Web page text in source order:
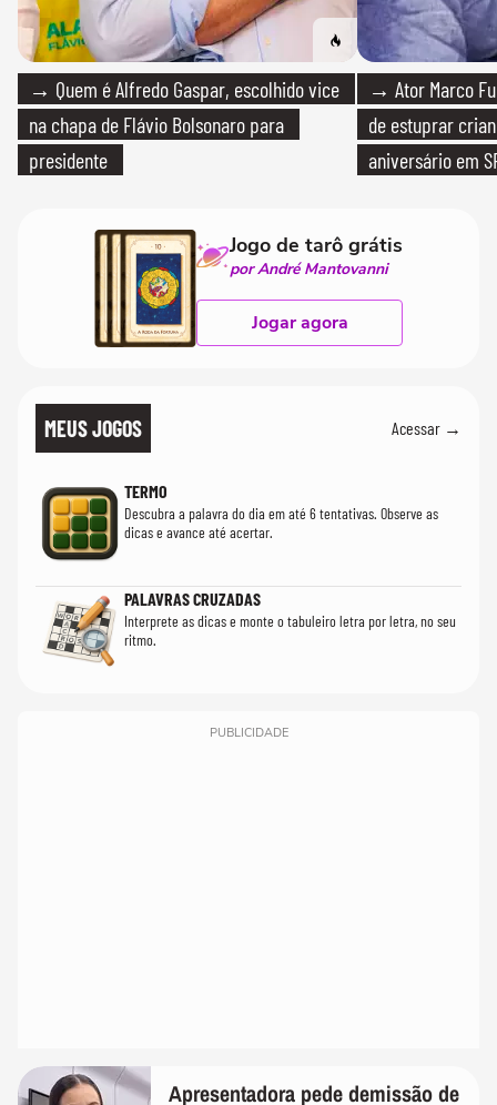
→ Quem é Alfredo Gaspar, escolhido vice
na chapa de Flávio Bolsonaro para
presidente
→ Ator Marco
de estuprar
aniversário em
Jogo de tarô grátis
por André Mantovanni
Jogar agora
MEUS JOGOS Acessar →
TERMO
Descubra a palavra do dia em até 6 tentativas. Observe as
dicas e avance até acertar.
PALAVRAS CRUZADAS
Interprete as dicas e monte o tabuleiro letra por letra, no seu
ritmo.
PUBLICIDADE
Apresentadora pede demissão de